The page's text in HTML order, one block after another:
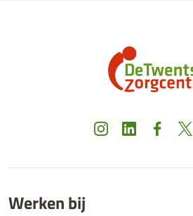
InstagramLinkedInFacebook
X
Werken bij